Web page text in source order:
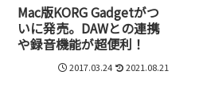
Mac版KORG Gadgetがつ
いに発売。DAWとの連携
や録音機能が超便利！
2017.03.24 2021.08.21